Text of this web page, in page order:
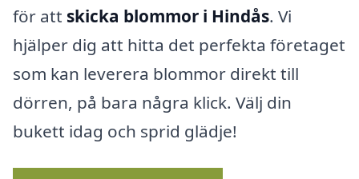
för att skicka blommor i Hindås. Vi
hjälper dig att hitta det perfekta företaget
som kan leverera blommor direkt till
dörren, på bara några klick. Välj din
bukett idag och sprid glädje!